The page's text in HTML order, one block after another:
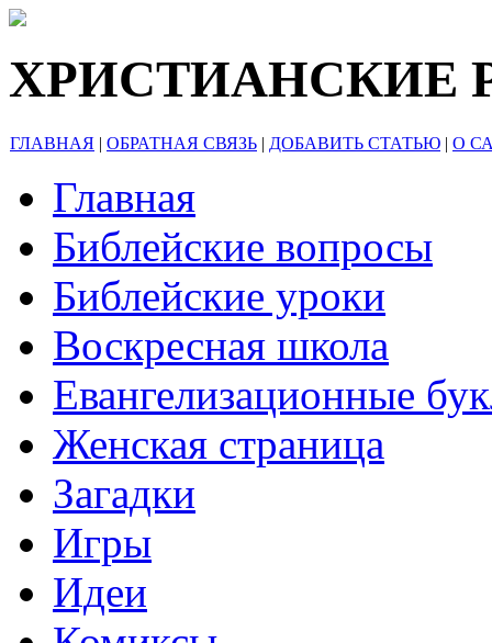
ХРИСТИАНСКИЕ
ГЛАВНАЯ | ОБРАТНАЯ СВЯЗЬ | ДОБАВИТЬ СТАТЬЮ | О
Главная
Библейские вопросы
Библейские уроки
Воскресная школа
Евангелизационные
Женская страница
Загадки
Игры
Идеи